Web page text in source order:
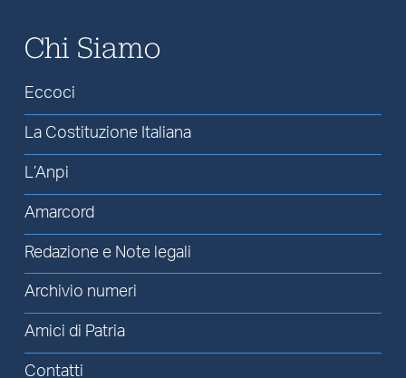
Chi Siamo
Eccoci
La Costituzione Italiana
L’Anpi
Amarcord
Redazione e Note legali
Archivio numeri
Amici di Patria
Contatti